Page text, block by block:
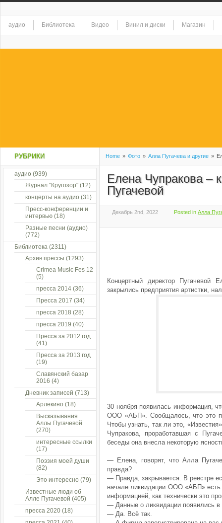
аудио Библиотека Видео Винил и диски Магазин
Home » Фото » Алла Пугачева и другие »
Елена Чупракова –
Пугачевой
Декабрь 2nd, 2022 Posted in Алла
Концертный директор
закрылись предприятия артистки,
30 ноября появилась информация,
ООО «АБП». Сообщалось, что это
Чтобы узнать, так ли это,
Чупракова, проработавшая с
беседы она внесла некоторую
— Елена, говорят, что Алла
правда?
— Правда, закрывается. В реестре
начале ликвидации ООО «АБП» есть
информацией, как технически это
— Данные о ликвидации появились
— Да. Всё так.
РУБРИКИ
аудио (939)
Журнал "Кругозор" (12)
концерты на аудио (31)
Пресс-конференции и
интервью (18)
Разные песни (аудио)
(772)
Библиотека (2311)
Архив прессы (1293)
Crimea Music Fes 12
(5)
пресса 2014 (36)
Пресса 2017 (34)
пресса 2018 (28)
пресса 2019 (40)
Пресса за 2012 год
(41)
Пресса за 2013 год
(19)
Славянский базар
2016 (4)
Дневник записей (713)
Арлекино (18)
Высказывания
Аллы Пугачевой
(270)
интересные ссылки
(17)
Поэзия моей души
(82)
Это интересно (79)
Известные люди об
Алле Пугачевой (405)
пресса 2020 (18)